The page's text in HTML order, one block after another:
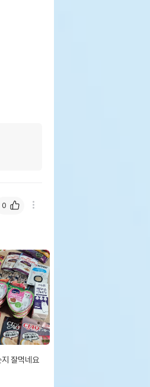
잘먹네요
0